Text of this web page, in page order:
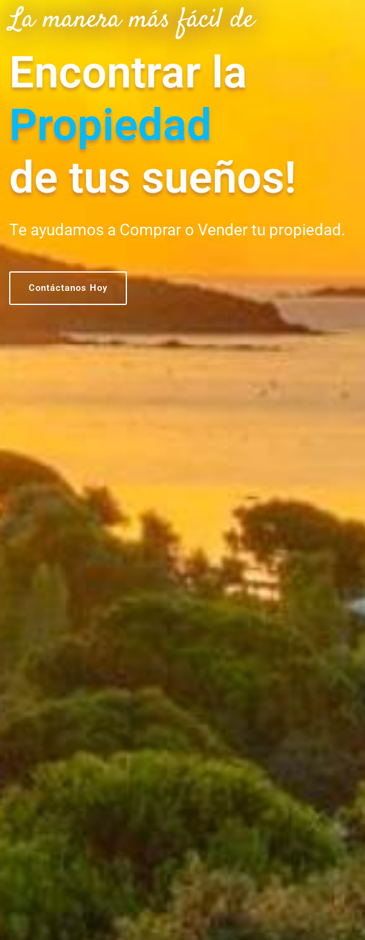
La manera más fácil de
Encontrar la
Propiedad
de tus sueños!
Te ayudamos a Comprar o Vender tu propiedad.
Contáctanos Hoy